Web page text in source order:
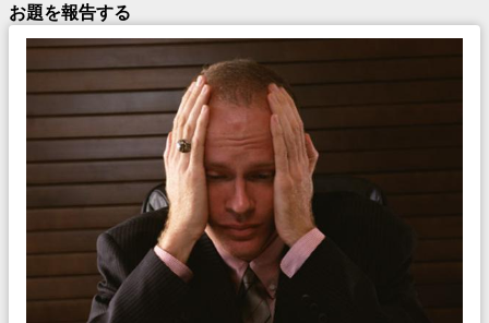
お題を報告する